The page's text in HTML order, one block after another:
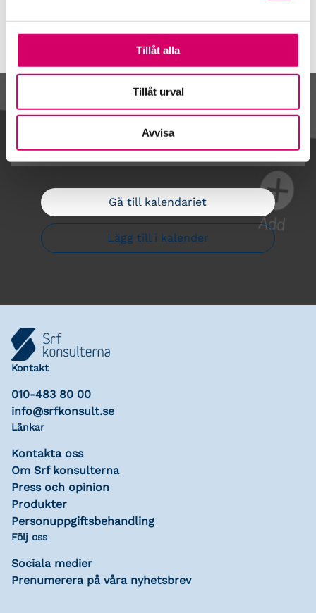
Tillåt alla
Tillåt urval
Avvisa
Kalendarium
Gå till kalendariet
Lägg till i kalender
Kontakt
010-483 80 00
info@srfkonsult.se
Länkar
Kontakta oss
Om Srf konsulterna
Press och opinion
Produkter
Personuppgiftsbehandling
Följ oss
Sociala medier
Prenumerera på våra nyhetsbrev